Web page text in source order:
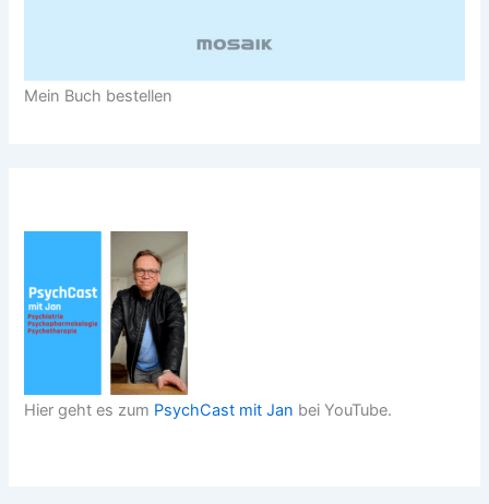
Mein Buch bestellen
Hier geht es zum PsychCast mit Jan bei YouTube.